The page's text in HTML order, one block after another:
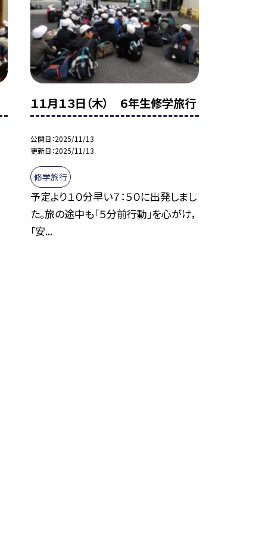
１１月１３日（木） ６年生修学旅行
公開日 2025/11/13
更新日 2025/11/13
修学旅行
予定より１０分早い７：５０に出発しまし
た。旅の途中も「５分前行動」を心がけ，
「安...